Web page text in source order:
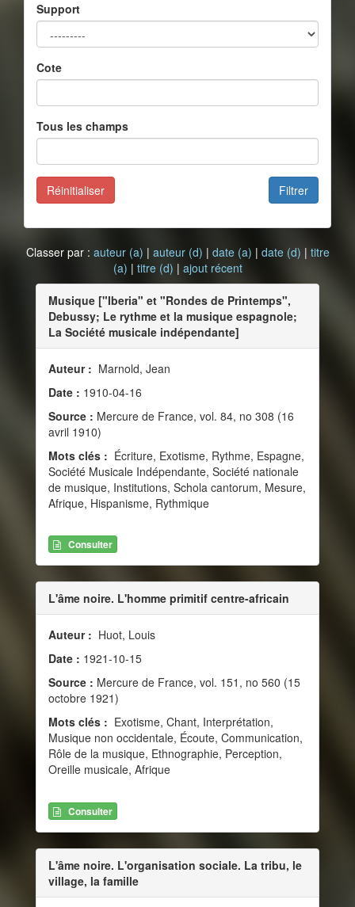
Support
Cote
Tous les champs
Filtrer
Réinitialiser
Classer par : auteur (a) | auteur (d) | date (a) | date (d) | titre
(a) | titre (d) | ajout récent
Musique ["Iberia" et "Rondes de Printemps",
Debussy; Le rythme et la musique espagnole;
La Société musicale indépendante]
Auteur : Marnold, Jean
Date : 1910-04-16
Source : Mercure de France, vol. 84, no 308 (16
avril 1910)
Mots clés : Écriture, Exotisme, Rythme, Espagne,
Société Musicale Indépendante, Société nationale
de musique, Institutions, Schola cantorum, Mesure,
Afrique, Hispanisme, Rythmique
Consulter
L'âme noire. L'homme primitif centre-africain
Auteur : Huot, Louis
Date : 1921-10-15
Source : Mercure de France, vol. 151, no 560 (15
octobre 1921)
Mots clés : Exotisme, Chant, Interprétation,
Musique non occidentale, Écoute, Communication,
Rôle de la musique, Ethnographie, Perception,
Oreille musicale, Afrique
Consulter
L'âme noire. L'organisation sociale. La tribu, le
village, la famille